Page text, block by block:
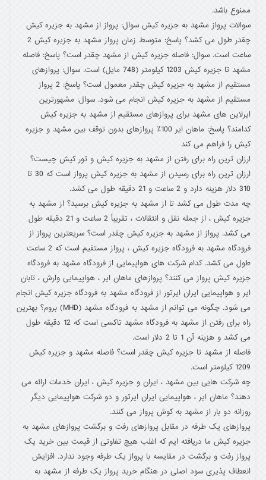
ممنوع باشد.
سوالات پرواز مشهد به جزیره کیش سوال: پرواز از مشهد به جزیره کیش
چقدر طول می کشد؟ پاسخ: متوسط زمان پرواز مشهد به جزیره کیش 2
ساعت است. سوال: فاصله جزیره کیش از مشهد چقدر است؟ پاسخ: فاصله
مشهد تا جزیره کیش 1203 کیلومتر (748 مایل) است. سوال: پروازهای
مستقیم از مشهد به جزیره کیش چقدر معمول است؟ پاسخ: 2 پرواز
مستقیم از مشهد به جزیره کیش انجام می شود. سوال: مشهورترین
ایرلاین های مشهد برای پروازهای مستقیم از مشهد به جزیره کیش
کدامند؟ پاسخ: ماهان ایر 100٪ پروازهای بدون توقف بین مشهد و جزیره
کیش را فراهم می کند
ارزان ترین راه برای رفتن از مشهد به جزیره کیش و تور کیش چیست؟
ارزان ترین راه برای رسیدن از مشهد به جزیره کیش پرواز است که 30 تا
310 دلار هزینه دارد و 2 ساعت و 21 دقیقه طول می کشد.
چه مدت طول می کشد تا از مشهد به جزیره کیش برسید؟ از مشهد به
جزیره کیش ، از جمله نقل و انتقالات ، تقریباً 2 ساعت و 21 دقیقه طول
می کشد. پرواز از مشهد به جزیره کیش چقدر است؟ سریعترین پرواز از
فرودگاه مشهد به فرودگاه جزیره کیش ، پرواز مستقیم است که 2 ساعت
طول می کشد. کدام شرکت های هواپیمایی از فرودگاه مشهد به فرودگاه
جزیره کیش پرواز می کنند؟ پروازهای ماهان ایر ، هواپیمایی وارش ، تابان
ایر و هواپیمایی ایران ایرتور از فرودگاه مشهد به فرودگاه جزیره کیش انجام
می شود. چگونه می توانم از مشهد به فرودگاه مشهد (MHD) بروم؟ بهترین
راه برای رفتن از مشهد به فرودگاه مشهد تاکسی است که 12 دقیقه طول
می کشد و هزینه آن 1 تا 2 دلار است.
فاصله از مشهد تا جزیره کیش چقدر است؟ فاصله مشهد و جزیره کیش
1209 کیلومتر است.
چه شرکت هایی بین مشهد ، ایران و جزیره کیش ، ایران خدمات ارائه می
دهند؟ ماهان ایر ، هواپیمایی ایران ایرتور و دو شرکت هواپیمایی دیگر
روزانه دو بار از مشهد به کوش پرواز می کنند.
پروازهای یک طرفه در مقابل پروازهای رفت و برگشت پروازهای مشهد به
جزیره کیش ما دریافته ایم که اغلب هیچ تفاوتی از قیمت بین خرید یک
پرواز رفت و برگشت در مقایسه با پرواز یک طرفه وجود ندارد. افزایش
انعطاف پذیری سود اصلی در هنگام خرید پرواز یک طرفه از مشهد به